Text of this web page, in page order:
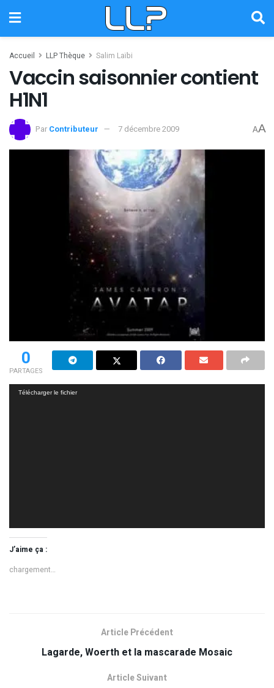
Accueil LLP Thèque Salim Laïbi
Vaccin saisonnier contient
H1N1
Par Contributeur 7 décembre 2009 AA
0
PARTAGES
Lecteur
Télécharger le fichier
J’aime ça :
chargement…
Article Précédent
Lagarde, Woerth et la mascarade Mosaic
Article Suivant